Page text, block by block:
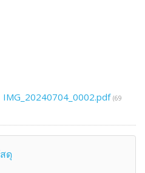
IMG_20240704_0002.pdf (69
ดุ